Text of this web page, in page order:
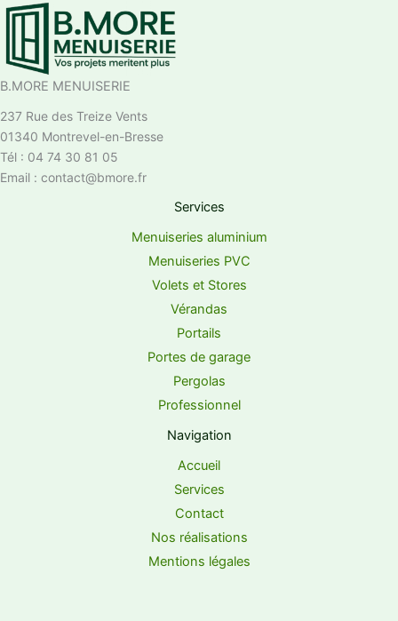
B.MORE MENUISERIE
237 Rue des Treize Vents
01340 Montrevel-en-Bresse
Tél : 04 74 30 81 05
Email : contact@bmore.fr
Services
Menuiseries aluminium
Menuiseries PVC
Volets et Stores
Vérandas
Portails
Portes de garage
Pergolas
Professionnel
Navigation
Accueil
Services
Contact
Nos réalisations
Mentions légales